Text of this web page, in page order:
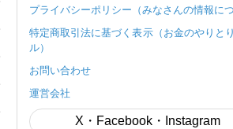
プライバシーポリシー（みなさんの情報につ
特定商取引法に基づく表示（お金のやりと
ル）
お問い合わせ
運営会社
X・Facebook・Instagram